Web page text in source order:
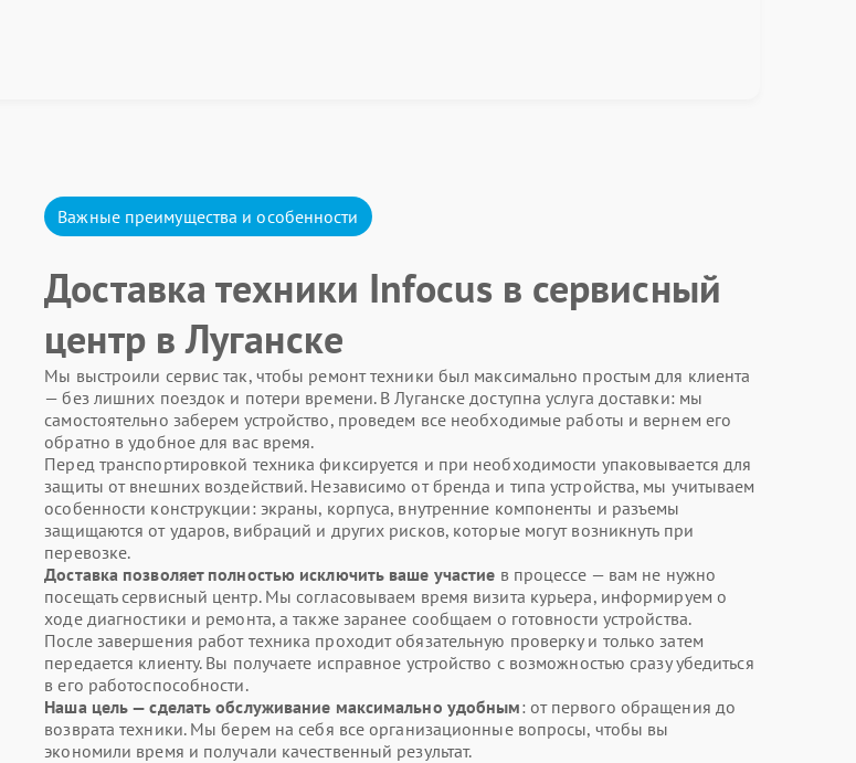
Важные преимущества и особенности
Доставка техники Infocus в сервисный
центр в Луганске
Мы выстроили сервис так, чтобы ремонт техники был максимально простым для клиента
— без лишних поездок и потери времени. В Луганске доступна услуга доставки: мы
самостоятельно заберем устройство, проведем все необходимые работы и вернем его
обратно в удобное для вас время.
Перед транспортировкой техника фиксируется и при необходимости упаковывается для
защиты от внешних воздействий. Независимо от бренда и типа устройства, мы учитываем
особенности конструкции: экраны, корпуса, внутренние компоненты и разъемы
защищаются от ударов, вибраций и других рисков, которые могут возникнуть при
перевозке.
Доставка позволяет полностью исключить ваше участие в процессе — вам не нужно
посещать сервисный центр. Мы согласовываем время визита курьера, информируем о
ходе диагностики и ремонта, а также заранее сообщаем о готовности устройства.
После завершения работ техника проходит обязательную проверку и только затем
передается клиенту. Вы получаете исправное устройство с возможностью сразу убедиться
в его работоспособности.
Наша цель — сделать обслуживание максимально удобным: от первого обращения до
возврата техники. Мы берем на себя все организационные вопросы, чтобы вы
экономили время и получали качественный результат.